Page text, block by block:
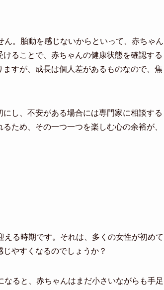
。胎動を感じないからといって、赤ちゃん
ることで、赤ちゃんの健康状態を確認する
すが、成長は個人差があるものなので、焦
し、不安がある場合には専門家に相談する
ため、その一つ一つを楽しむ心の余裕が、
る時期です。それは、多くの女性が初めて
やすくなるのでしょうか？
ると、赤ちゃんはまだ小さいながらも手足